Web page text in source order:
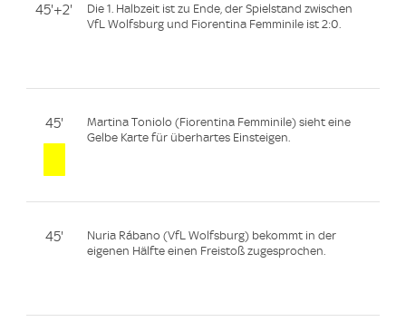
45'+2'
Die 1. Halbzeit ist zu Ende, der Spielstand zwischen
VfL Wolfsburg und Fiorentina Femminile ist 2:0.
45'
Martina Toniolo (Fiorentina Femminile) sieht eine
Gelbe Karte für überhartes Einsteigen.
45'
Nuria Rábano (VfL Wolfsburg) bekommt in der
eigenen Hälfte einen Freistoß zugesprochen.